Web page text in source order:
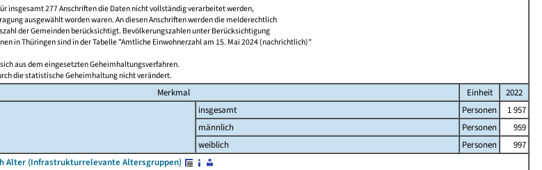
insgesamt 277 Anschriften die Daten nicht vollständig verarbeitet werden,
ausgewählt worden waren. An diesen Anschriften werden die melderechtlich
der Gemeinden berücksichtigt. Bevölkerungszahlen unter Berücksichtigung
in Thüringen sind in der Tabelle "Amtliche Einwohnerzahl am 15. Mai 2024 (nachrichtlich)"
aus dem eingesetzten Geheimhaltungsverfahren.
die statistische Geheimhaltung nicht verändert.
Merkmal Einheit
2022
insgesamt Personen
1 957
männlich
Personen
959
weiblich
Personen
997
Alter (Infrastrukturrelevante Altersgruppen)